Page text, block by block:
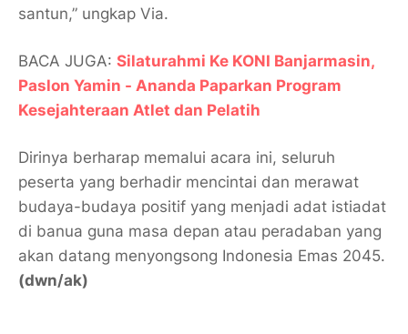
santun,” ungkap Via.
BACA JUGA: Silaturahmi Ke KONI Banjarmasin,
Paslon Yamin - Ananda Paparkan Program
Kesejahteraan Atlet dan Pelatih
Dirinya berharap memalui acara ini, seluruh
peserta yang berhadir mencintai dan merawat
budaya-budaya positif yang menjadi adat istiadat
di banua guna masa depan atau peradaban yang
akan datang menyongsong Indonesia Emas 2045.
(dwn/ak)